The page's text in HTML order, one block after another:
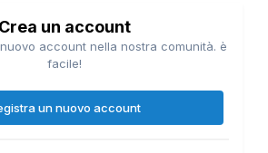
Crea un account
account nella nostra comunità. è
facile!
un nuovo account